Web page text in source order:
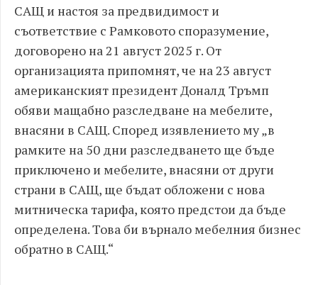
САЩ и настоя за предвидимост и
съответствие с Рамковото споразумение,
договорено на 21 август 2025 г. От
организацията припомнят, че на 23 август
американският президент Доналд Тръмп
обяви мащабно разследване на мебелите,
внасяни в САЩ. Според изявлението му „в
рамките на 50 дни разследването ще бъде
приключено и мебелите, внасяни от други
страни в САЩ, ще бъдат обложени с нова
митническа тарифа, която предстои да бъде
определена. Това би върнало мебелния бизнес
обратно в САЩ.“